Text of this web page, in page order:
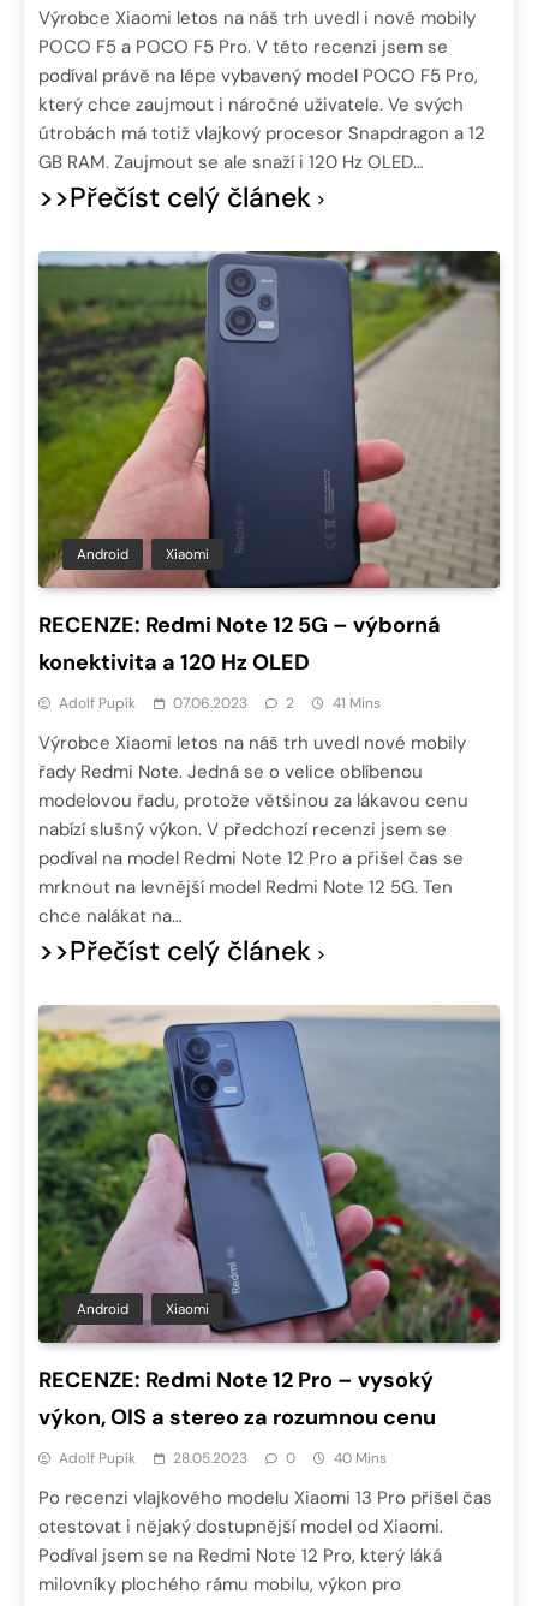
Výrobce Xiaomi letos na náš trh uvedl i nové mobily
POCO F5 a POCO F5 Pro. V této recenzi jsem se
podíval právě na lépe vybavený model POCO F5 Pro,
který chce zaujmout i náročné uživatele. Ve svých
útrobách má totiž vlajkový procesor Snapdragon a 12
GB RAM. Zaujmout se ale snaží i 120 Hz OLED…
>>Přečíst celý článek
Android Xiaomi
RECENZE: Redmi Note 12 5G – výborná
konektivita a 120 Hz OLED
Adolf Pupík 07.06.2023 2 41 Mins
Výrobce Xiaomi letos na náš trh uvedl nové mobily
řady Redmi Note. Jedná se o velice oblíbenou
modelovou řadu, protože většinou za lákavou cenu
nabízí slušný výkon. V předchozí recenzi jsem se
podíval na model Redmi Note 12 Pro a přišel čas se
mrknout na levnější model Redmi Note 12 5G. Ten
chce nalákat na…
>>Přečíst celý článek
Android Xiaomi
RECENZE: Redmi Note 12 Pro – vysoký
výkon, OIS a stereo za rozumnou cenu
Adolf Pupík 28.05.2023 0 40 Mins
Po recenzi vlajkového modelu Xiaomi 13 Pro přišel čas
otestovat i nějaký dostupnější model od Xiaomi.
Podíval jsem se na Redmi Note 12 Pro, který láká
milovníky plochého rámu mobilu, výkon pro